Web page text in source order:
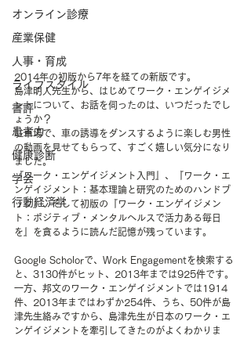
オンライン診療
産業保健
人事・育成
ライフスタイル
書評
患者力
健康診断
学会
行動経済学
2014年の初版から7年を経ての新版です。
島津明人先生から、はじめてワーク・エンゲイジメ
ントについて、お話を伺ったのは、いつだったでし
ょうか？
駐車場で、車の誘導をダンスするように楽しむ男性
の動画を見せてもらって、すごく嬉しい気分になり
ました。
『ワーク・エンゲイジメント入門』、『ワーク・エ
ンゲイジメント：基本理論と研究のためのハンドブ
ック』、そして初版の『ワーク・エンゲイジメン
ト：ポジティブ・メンタルヘルスで活力ある毎日
を』を貪るように読んだ記憶が残っています。
Google Scholorで、Work Engagementを検索する
と、3130件がヒット、2013年までは925件です。
一方、邦文のワーク・エンゲイジメントでは1914
件、2013年まではわずか254件、うち、50件が島
津先生絡みですから、島津先生が日本のワーク・エ
ンゲイジメントを牽引してきたのがよくわかりま